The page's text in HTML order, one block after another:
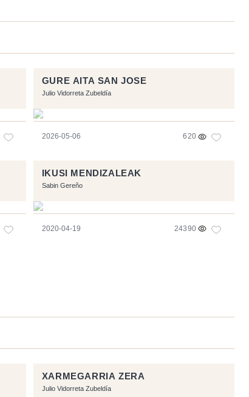
GURE AITA SAN JOSE
Julio Vidorreta Zubeldía
2026-05-06 620
IKUSI MENDIZALEAK
Sabin Gereño
2020-04-19 24390
XARMEGARRIA ZERA
Julio Vidorreta Zubeldía